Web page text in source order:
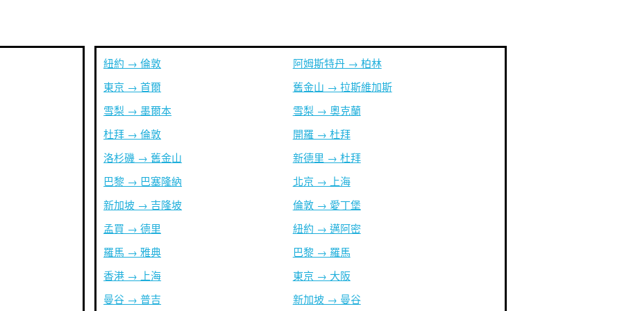
紐約 → 倫敦
東京 → 首爾
雪梨 → 墨爾本
杜拜 → 倫敦
洛杉磯 → 舊金山
巴黎 → 巴塞隆納
新加坡 → 吉隆坡
孟買 → 德里
羅馬 → 雅典
香港 → 上海
曼谷 → 普吉
阿姆斯特丹 → 柏林
舊金山 → 拉斯維加斯
雪梨 → 奧克蘭
開羅 → 杜拜
新德里 → 杜拜
北京 → 上海
倫敦 → 愛丁堡
紐約 → 邁阿密
巴黎 → 羅馬
東京 → 大阪
新加坡 → 曼谷